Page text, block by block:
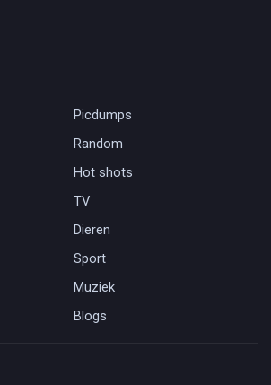
Picdumps
Random
Hot shots
TV
Dieren
Sport
Muziek
Blogs